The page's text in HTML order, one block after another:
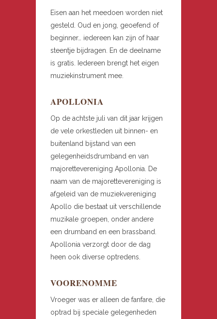
Eisen aan het meedoen worden niet
gesteld. Oud en jong, geoefend of
beginner… iedereen kan zijn of haar
steentje bijdragen. En de deelname
is gratis. Iedereen brengt het eigen
muziekinstrument mee.
APOLLONIA
Op de achtste juli van dit jaar krijgen
de vele orkestleden uit binnen- en
buitenland bijstand van een
gelegenheidsdrumband en van
majorettevereniging Apollonia. De
naam van de majorettevereniging is
afgeleid van de muziekvereniging
Apollo die bestaat uit verschillende
muzikale groepen, onder andere
een drumband en een brassband.
Apollonia verzorgt door de dag
heen ook diverse optredens.
VOORENOMME
Vroeger was er alleen de fanfare, die
optrad bij speciale gelegenheden